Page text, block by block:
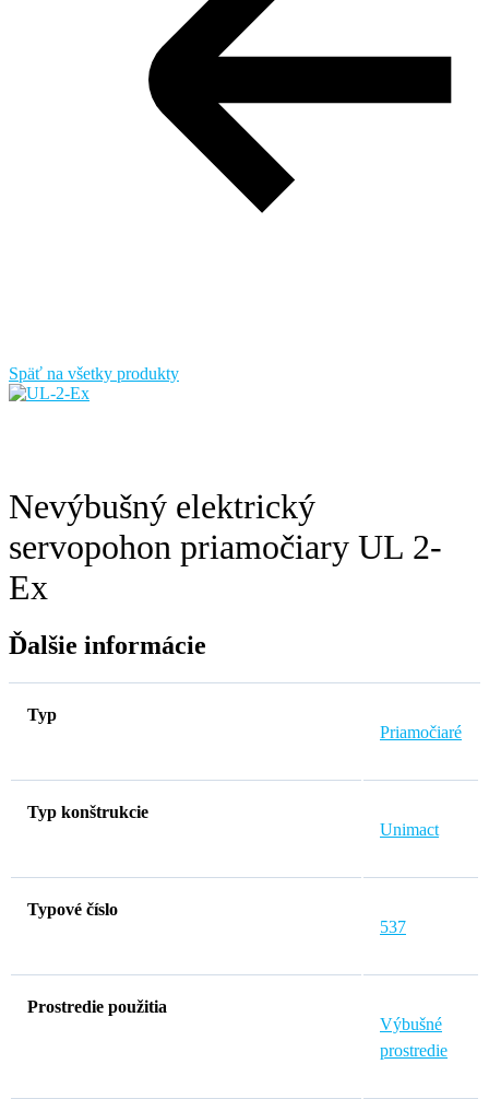
Späť na všetky produkty
Nevýbušný elektrický
servopohon priamočiary UL 2-
Ex
Ďalšie informácie
Typ
Priamočiaré
Typ konštrukcie
Unimact
Typové číslo
537
Prostredie použitia
Výbušné
prostredie